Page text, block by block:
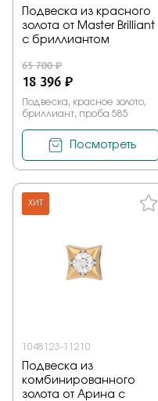
Подвеска из красного
золота от Master Brilliant
с бриллиантом
65 700 ₽
18 396 ₽
Подвеска, красное золото,
бриллиант, проба 585
Посмотреть
ХИТ
1048123-11210
Подвеска из
комбинированного
золота от Арина с